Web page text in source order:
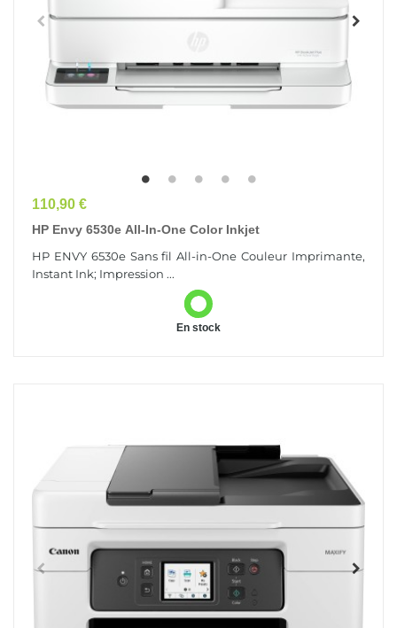
Prix
110,90 €
HP Envy 6530e All-In-One Color Inkjet
HP ENVY 6530e Sans fil All-in-One Couleur Imprimante,
Instant Ink; Impression ...
En stock